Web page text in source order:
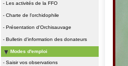
- Les activités de la FFO
- Charte de l'orchidophile
- Présentation d'Orchisauvage
- Bulletin d'information des donateurs
Modes d'emploi
- Saisir vos observations